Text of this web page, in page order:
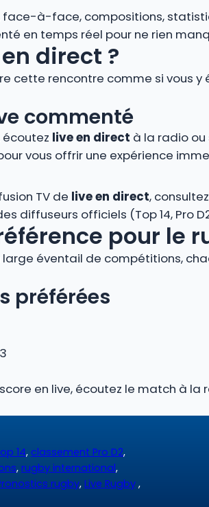
face-à-face, compositions,
en temps réel pour ne rien
direct ?
cette rencontre comme si vous
commenté
écoutez live en direct à la radio ou
vous offrir une expérience
TV de live en direct,
officiels (Top 14, Pro
pour le
éventail de compétitions,
préférées
en live, écoutez le match à
14, classement Pro D2,
, rugby international,
rugby, Live Rugby ,